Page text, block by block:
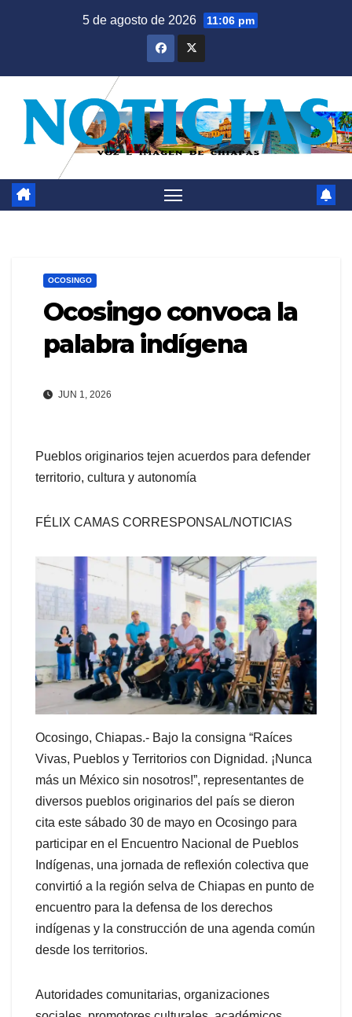
5 de agosto de 2026 11:06 pm
OCOSINGO
Ocosingo convoca la
palabra indígena
JUN 1, 2026
Pueblos originarios tejen acuerdos para defender
territorio, cultura y autonomía
FÉLIX CAMAS CORRESPONSAL/NOTICIAS
Ocosingo, Chiapas.- Bajo la consigna “Raíces
Vivas, Pueblos y Territorios con Dignidad. ¡Nunca
más un México sin nosotros!”, representantes de
diversos pueblos originarios del país se dieron
cita este sábado 30 de mayo en Ocosingo para
participar en el Encuentro Nacional de Pueblos
Indígenas, una jornada de reflexión colectiva que
convirtió a la región selva de Chiapas en punto de
encuentro para la defensa de los derechos
indígenas y la construcción de una agenda común
desde los territorios.
Autoridades comunitarias, organizaciones